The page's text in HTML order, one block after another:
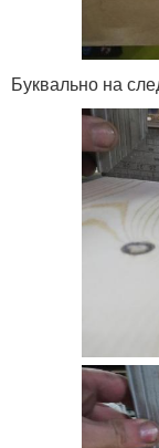
Буквально на